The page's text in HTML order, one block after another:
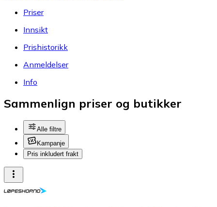
Priser
Innsikt
Prishistorikk
Anmeldelser
Info
Sammenlign priser og butikker
Alle filtre
Kampanje
Pris inkludert frakt